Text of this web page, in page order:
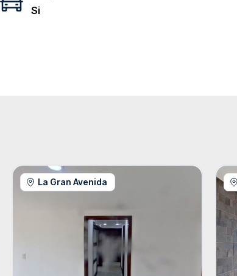
Si
La Gran Avenida